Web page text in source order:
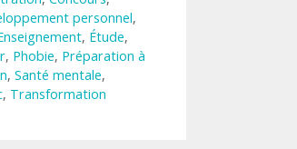
personnel,
, Étude,
, Phobie, Préparation à
, Santé mentale,
, Transformation